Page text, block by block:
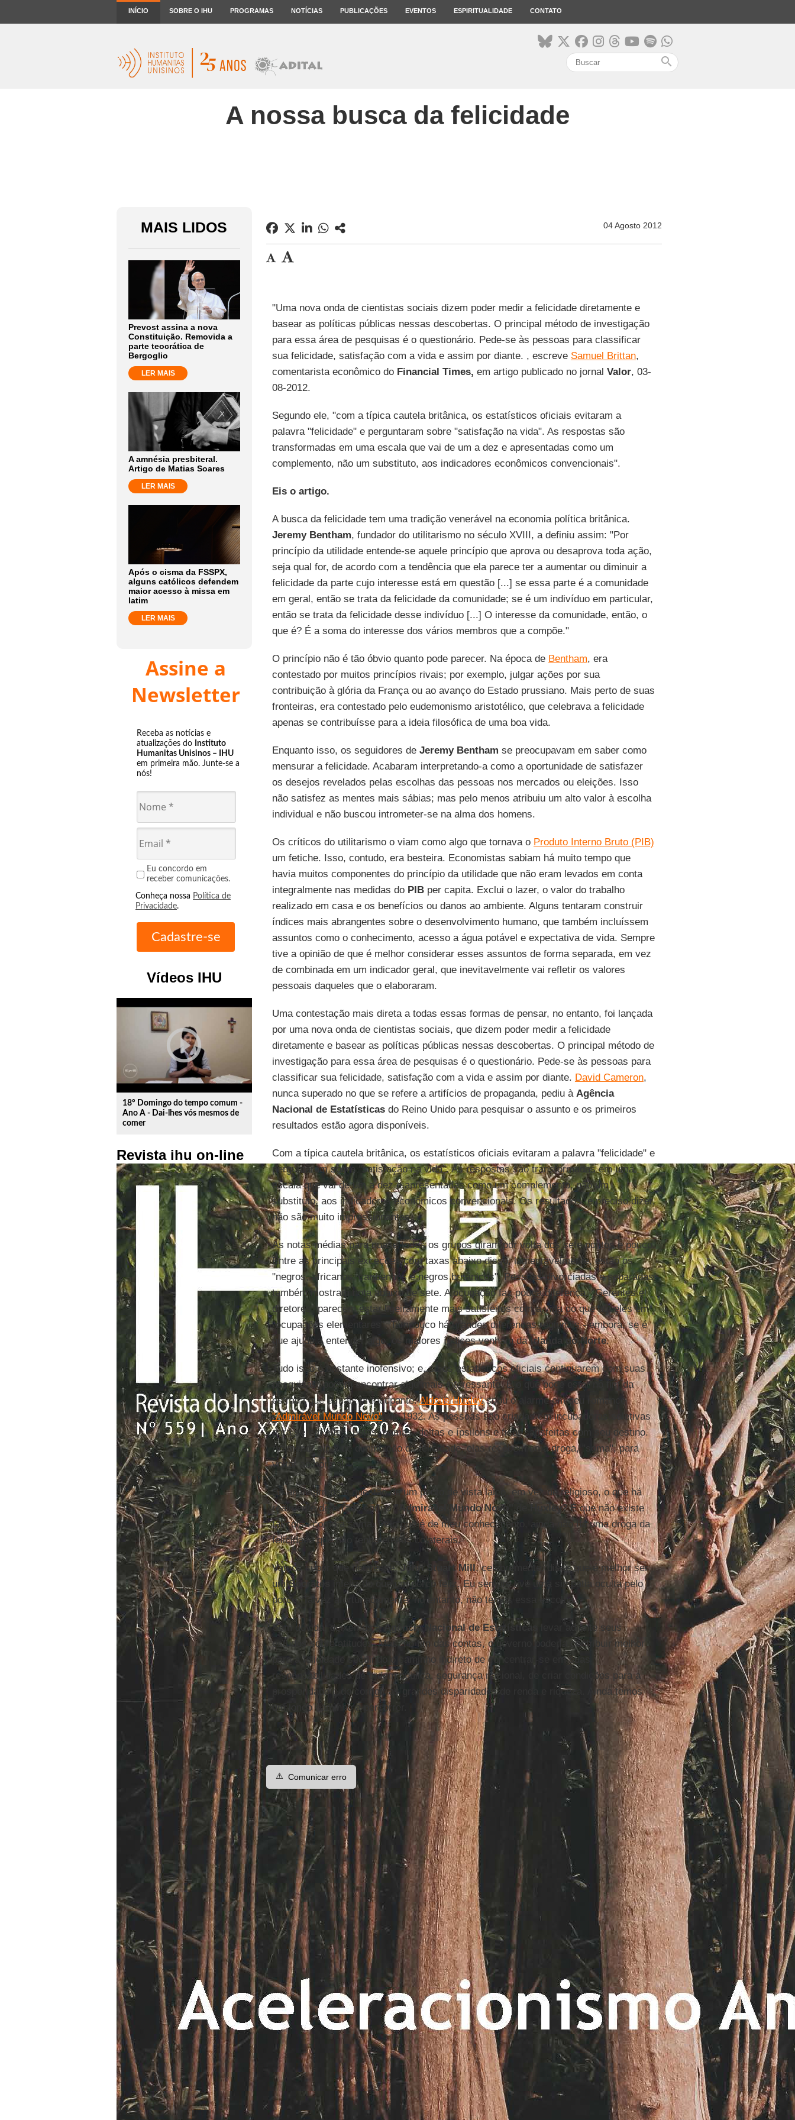
INÍCIO SOBRE O IHU PROGRAMAS NOTÍCIAS PUBLICAÇÕES EVENTOS ESPIRITUALIDADE CONTATO
search
A nossa busca da felicidade
MAIS LIDOS
Prevost assina a nova
Constituição. Removida a
parte teocrática de
Bergoglio
LER MAIS
A amnésia presbiteral.
Artigo de Matias Soares
LER MAIS
Após o cisma da FSSPX,
alguns católicos defendem
maior acesso à missa em
latim
LER MAIS
Assine a
Newsletter
Receba as notícias e
atualizações do Instituto
Humanitas Unisinos – IHU
em primeira mão. Junte-se a
nós!
Eu concordo em
receber comunicações.
Conheça nossa Política de
Privacidade.
Vídeos IHU
play_circle_outline
18º Domingo do tempo comum -
Ano A - Dai-lhes vós mesmos de
comer
Revista ihu on-line
04 Agosto 2012
"Uma nova onda de cientistas sociais dizem poder medir a felicidade diretamente e
basear as políticas públicas nessas descobertas. O principal método de investigação
para essa área de pesquisas é o questionário. Pede-se às pessoas para classificar
sua felicidade, satisfação com a vida e assim por diante. , escreve Samuel Brittan,
comentarista econômico do Financial Times, em artigo publicado no jornal Valor, 03-
08-2012.
Segundo ele, "com a típica cautela britânica, os estatísticos oficiais evitaram a
palavra "felicidade" e perguntaram sobre "satisfação na vida". As respostas são
transformadas em uma escala que vai de um a dez e apresentadas como um
complemento, não um substituto, aos indicadores econômicos convencionais".
Eis o artigo.
A busca da felicidade tem uma tradição venerável na economia política britânica.
Jeremy Bentham, fundador do utilitarismo no século XVIII, a definiu assim: "Por
princípio da utilidade entende-se aquele princípio que aprova ou desaprova toda ação,
seja qual for, de acordo com a tendência que ela parece ter a aumentar ou diminuir a
felicidade da parte cujo interesse está em questão [...] se essa parte é a comunidade
em geral, então se trata da felicidade da comunidade; se é um indivíduo em particular,
então se trata da felicidade desse indivíduo [...] O interesse da comunidade, então, o
que é? É a soma do interesse dos vários membros que a compõe."
O princípio não é tão óbvio quanto pode parecer. Na época de Bentham, era
contestado por muitos princípios rivais; por exemplo, julgar ações por sua
contribuição à glória da França ou ao avanço do Estado prussiano. Mais perto de suas
fronteiras, era contestado pelo eudemonismo aristotélico, que celebrava a felicidade
apenas se contribuísse para a ideia filosófica de uma boa vida.
Enquanto isso, os seguidores de Jeremy Bentham se preocupavam em saber como
mensurar a felicidade. Acabaram interpretando-a como a oportunidade de satisfazer
os desejos revelados pelas escolhas das pessoas nos mercados ou eleições. Isso
não satisfez as mentes mais sábias; mas pelo menos atribuiu um alto valor à escolha
individual e não buscou intrometer-se na alma dos homens.
Os críticos do utilitarismo o viam como algo que tornava o Produto Interno Bruto (PIB)
um fetiche. Isso, contudo, era besteira. Economistas sabiam há muito tempo que
havia muitos componentes do princípio da utilidade que não eram levados em conta
integralmente nas medidas do PIBper capita. Exclui o lazer, o valor do trabalho
realizado em casa e os benefícios ou danos ao ambiente. Alguns tentaram construir
índices mais abrangentes sobre o desenvolvimento humano, que também incluíssem
assuntos como o conhecimento, acesso a água potável e expectativa de vida. Sempre
tive a opinião de que é melhor considerar esses assuntos de forma separada, em vez
de combinada em um indicador geral, que inevitavelmente vai refletir os valores
pessoais daqueles que o elaboraram.
Uma contestação mais direta a todas essas formas de pensar, no entanto, foi lançada
por uma nova onda de cientistas sociais, que dizem poder medir a felicidade
diretamente e basear as políticas públicas nessas descobertas. O principal método de
investigação para essa área de pesquisas é o questionário. Pede-se às pessoas para
classificar sua felicidade, satisfação com a vida e assim por diante. David Cameron,
nunca superado no que se refere a artifícios de propaganda, pediu à Agência
Nacional de Estatísticasdo Reino Unido para pesquisar o assunto e os primeiros
resultados estão agora disponíveis.
Com a típica cautela britânica, os estatísticos oficiais evitaram a palavra "felicidade" e
perguntaram sobre "satisfação na vida". As respostas são transformadas em uma
escala que vai de um a dez e apresentadas como um complemento, não um
substituto, aos indicadores econômicos convencionais. Os resultados, é preciso dizer,
não são muito impressionantes.
As notas médias para quase todos os grupos giram por volta dos sete pontos e pouco.
Entre as principais exceções com taxas abaixo disso, lamentavelmente, estão os
"negros, africanos, caribenhos e negros britânicos". Pessoas divorciadas e separadas
também mostram nota abaixo de sete. A ocupação faz pouca diferença. "Gerentes e
diretores" parecem estar ligeiramente mais satisfeitos com a vida do que aqueles em
"ocupações elementares". Tampouco há grandes diferenças regionais - embora, se é
que ajuda a entender algo, os maiores índices venham daIrlanda do Norte.
Tudo isso é bastante inofensivo; e, se os estatísticos oficiais continuarem com suas
pesquisas, podem encontrar algo mais interessante. É o que pode estar no fim da
estrada que é mais preocupante.Aldous Huxley soou o alarme em seu romance
"Admirável Mundo Novo", de 1932. As pessoas são criadas em incubadoras seletivas
para serem alfas, betas, gamas, deltas e ípsilons e ficar satisfeitas com seu destino.
Ao menor sinal de diminuição da felicidade, elas recebem uma droga, "soma", para
voltar ao normal.
Se analisarmos a questão de um ponto de vista laico, em vez de religioso, o que há
realmente de errado com o"Admirável Mundo Novo" de Huxley? É que não existe
tal coisa como a soma. Pelo que é de meu conhecimento, ainda não há uma droga da
felicidade que não tenha efeitos colaterais.
Vamos supor que houvesse.John Stuart Mill, celebremente, disse que é melhor ser
umSócrates
infeliz do que um porco feliz. Eu sempre tive uma simpatia oculta pelo
porco. Talvez afortunadamente, no entanto, não temos essa escolha.
Sem dúvida, deixemos aAgência Nacional de Estatísticas
levar adiante seus
estudos sobre atitudes. Mas, no fim das contas, o governo poderia contribuir melhor
para a felicidade seguindo o caminho indireto de concentrar-se em suas
responsabilidades de ordem pública, segurança nacional, de criar condições para a
prosperidade e de corrigir as grandes disparidades de renda e riqueza. Ainda temos
um longo caminho a percorrer.
⚠️ Comunicar erro